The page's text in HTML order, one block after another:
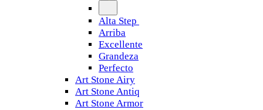
Alta Step
Arriba
Excellente
Grandeza
Perfecto
Art Stone Airy
Art Stone Antiq
Art Stone Armor